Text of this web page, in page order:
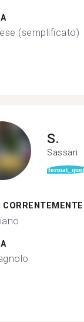
(semplificato)
S.
Sassari
CORRENTEMENTE